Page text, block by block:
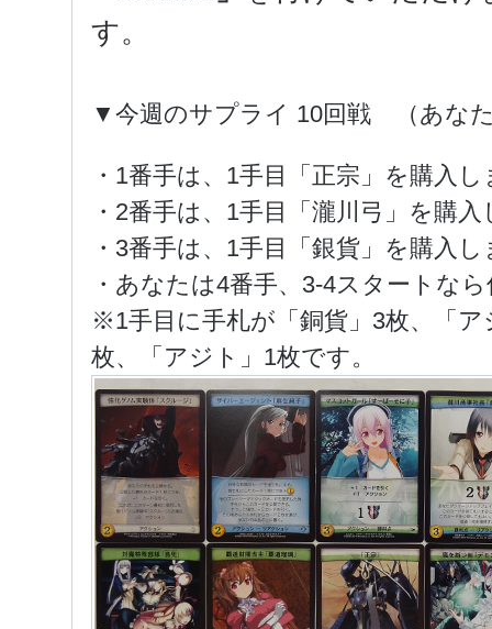
す。
▼今週のサプライ 10回戦 （あな
・1番手は、1手目「正宗」を購入
・2番手は、1手目「瀧川弓」を購
・3番手は、1手目「銀貨」を購入
・あなたは4番手、3-4スタートな
※1手目に手札が「銅貨」3枚、「
枚、「アジト」1枚です。